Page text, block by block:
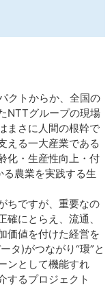
クトからか、全国の
NTTグループの現場
まさに人間の根幹で
える一大産業である
化・生産性向上・付
農業を実践する生
ちですが、重要なの
にとらえ、流通、
価値を付けた経営を
タ)がつながり“環”と
ンとして機能すれ
するプロジェクト